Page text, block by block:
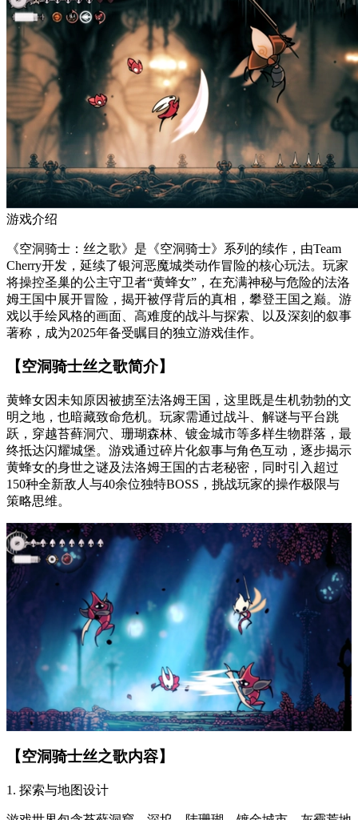
游戏介绍
《空洞骑士：丝之歌》是《空洞骑士》系列的续作，由Team
Cherry开发，延续了银河恶魔城类动作冒险的核心玩法。玩家
将操控圣巢的公主守卫者“黄蜂女”，在充满神秘与危险的法洛
姆王国中展开冒险，揭开被俘背后的真相，攀登王国之巅。游
戏以手绘风格的画面、高难度的战斗与探索、以及深刻的叙事
著称，成为2025年备受瞩目的独立游戏佳作。
【空洞骑士丝之歌简介】
黄蜂女因未知原因被掳至法洛姆王国，这里既是生机勃勃的文
明之地，也暗藏致命危机。玩家需通过战斗、解谜与平台跳
跃，穿越苔藓洞穴、珊瑚森林、镀金城市等多样生物群落，最
终抵达闪耀城堡。游戏通过碎片化叙事与角色互动，逐步揭示
黄蜂女的身世之谜及法洛姆王国的古老秘密，同时引入超过
150种全新敌人与40余位独特BOSS，挑战玩家的操作极限与
策略思维。
【空洞骑士丝之歌内容】
1. 探索与地图设计